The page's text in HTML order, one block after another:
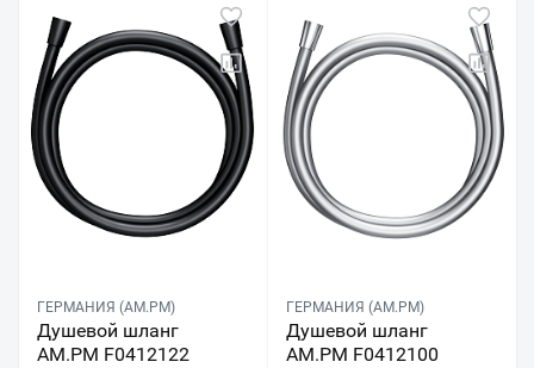
ГЕРМАНИЯ (AM.PM)
Душевой шланг
AM.PM F0412122
ГЕРМАНИЯ (AM.PM)
Душевой шланг
AM.PM F0412100